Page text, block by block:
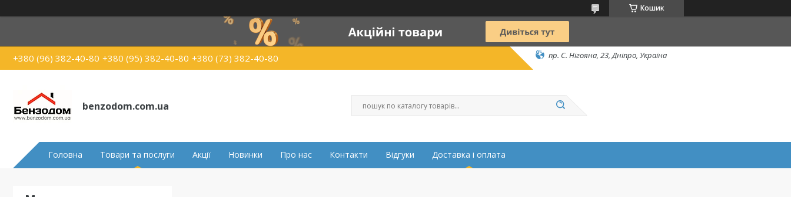
Кошик
+380 (96) 382-40-80 +380 (95) 382-40-80 +380 (73) 382-40-80 пр. С. Нігояна, 23, Дніпро, Україна
benzodom.com.ua
Головна Товари та послуги Акції Новинки Про нас Контакти Відгуки Доставка і оплата